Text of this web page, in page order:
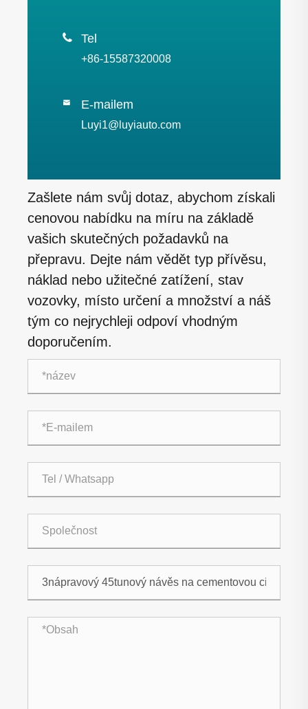
 Tel
+86-15587320008
 E-mailem
Luyi1@luyiauto.com
Zašlete nám svůj dotaz, abychom získali
cenovou nabídku na míru na základě
vašich skutečných požadavků na
přepravu. Dejte nám vědět typ přívěsu,
náklad nebo užitečné zatížení, stav
vozovky, místo určení a množství a náš
tým co nejrychleji odpoví vhodným
doporučením.